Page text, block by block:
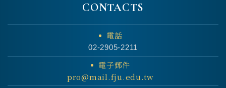
CONTACTS
電話
02-2905-2211
電子郵件
pro@mail.fju.edu.tw